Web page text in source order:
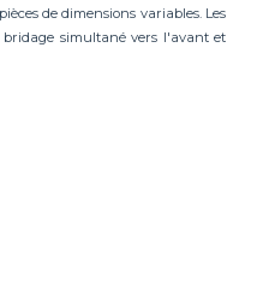
de dimensions variables. Les
simultané vers l'avant et